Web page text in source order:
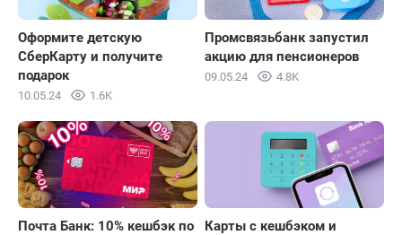
Оформите детскую
СберКарту и получите
подарок
10.05.24 1.6K
Промсвязьбанк запустил
акцию для пенсионеров
09.05.24 4.8K
Почта Банк: 10% кешбэк по
Карты с кешбэком и